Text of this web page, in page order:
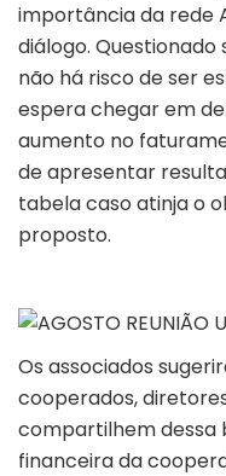
importância da rede
diálogo.
não há risco de ser
espera chegar em
aumento no
de apresentar
tabela caso atinja o
proposto.
Os associados
cooperados,
compartilhem dessa
financeira da